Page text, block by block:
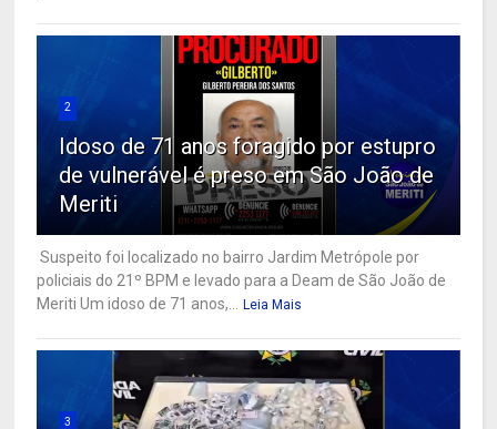
2
Idoso de 71 anos foragido por estupro
de vulnerável é preso em São João de
Meriti
Suspeito foi localizado no bairro Jardim Metrópole por
policiais do 21º BPM e levado para a Deam de São João de
Meriti Um idoso de 71 anos,... Leia Mais
3